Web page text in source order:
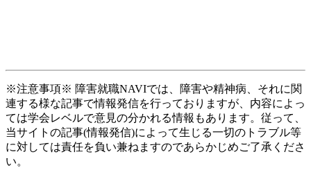
※注意事項※ 障害就職NAVIでは、障害や精神病、それに関
連する様な記事で情報発信を行っておりますが、内容によっ
ては学会レベルで意見の分かれる情報もあります。従って、
当サイトの記事(情報発信)によって生じる一切のトラブル等
に対しては責任を負い兼ねますのであらかじめご了承くださ
い。